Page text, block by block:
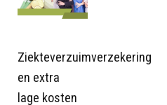
Ziekteverzuimverzekering
en extra
lage kosten